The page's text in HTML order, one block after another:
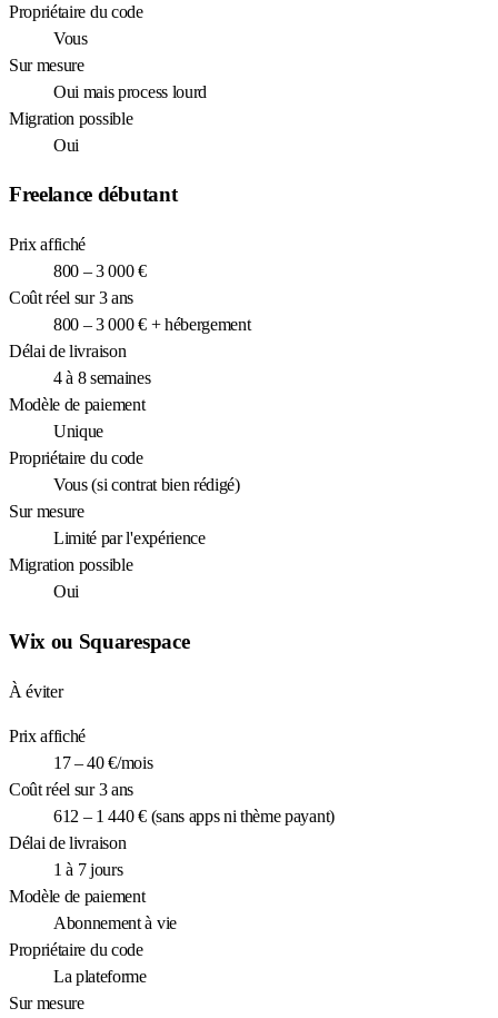
Propriétaire du code
Vous
Sur mesure
Oui mais process lourd
Migration possible
Oui
Freelance débutant
Prix affiché
800 – 3 000 €
Coût réel sur 3 ans
800 – 3 000 € + hébergement
Délai de livraison
4 à 8 semaines
Modèle de paiement
Unique
Propriétaire du code
Vous (si contrat bien rédigé)
Sur mesure
Limité par l'expérience
Migration possible
Oui
Wix ou Squarespace
À éviter
Prix affiché
17 – 40 €/mois
Coût réel sur 3 ans
612 – 1 440 € (sans apps ni thème payant)
Délai de livraison
1 à 7 jours
Modèle de paiement
Abonnement à vie
Propriétaire du code
La plateforme
Sur mesure